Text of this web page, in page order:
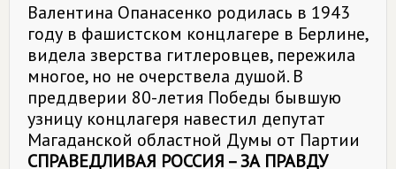
Валентина Опанасенко родилась в 1943
году в фашистском концлагере в Берлине,
видела зверства гитлеровцев, пережила
многое, но не очерствела душой. В
преддверии 80-летия Победы бывшую
узницу концлагеря навестил депутат
Магаданской областной Думы от Партии
СПРАВЕДЛИВАЯ РОССИЯ – ЗА ПРАВДУ